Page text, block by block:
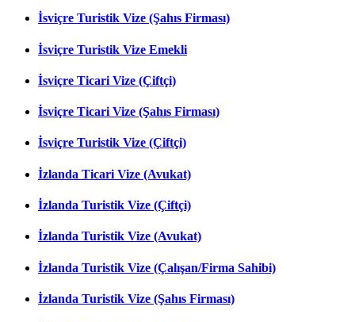
İsviçre Turistik Vize (Şahıs Firması)
İsviçre Turistik Vize Emekli
İsviçre Ticari Vize (Çiftçi)
İsviçre Ticari Vize (Şahıs Firması)
İsviçre Turistik Vize (Çiftçi)
İzlanda Ticari Vize (Avukat)
İzlanda Turistik Vize (Çiftçi)
İzlanda Turistik Vize (Avukat)
İzlanda Turistik Vize (Çalışan/Firma Sahibi)
İzlanda Turistik Vize (Şahıs Firması)